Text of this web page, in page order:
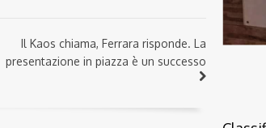
Il Kaos chiama, Ferrara risponde. La
presentazione in piazza è un successo